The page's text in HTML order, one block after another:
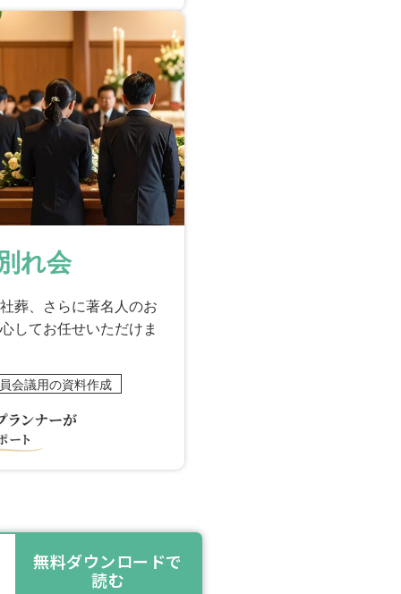
れ会
葬、さらに著名人のお
してお任せいただけま
会議用の資料作成
無料ダウンロードで
読む